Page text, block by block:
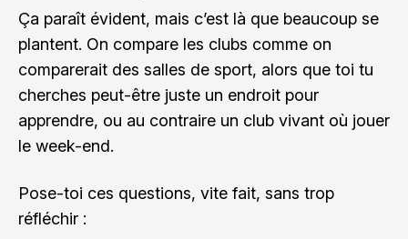
Ça paraît évident, mais c’est là que beaucoup se
plantent. On compare les clubs comme on
comparerait des salles de sport, alors que toi tu
cherches peut-être juste un endroit pour
apprendre, ou au contraire un club vivant où jouer
le week-end.
Pose-toi ces questions, vite fait, sans trop
réfléchir :